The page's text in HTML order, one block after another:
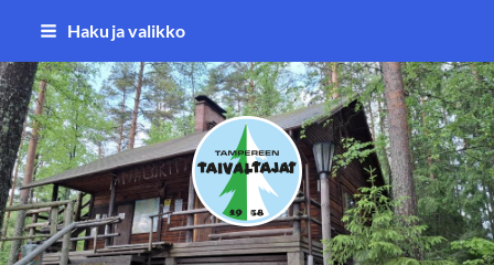
Siirry
sisältöön
Haku ja valikko
Tampereen Taivaltajat ry